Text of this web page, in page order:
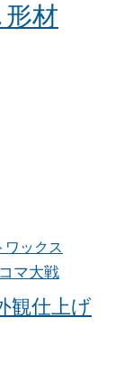
材
ワックス
マ大戦
観仕上げ